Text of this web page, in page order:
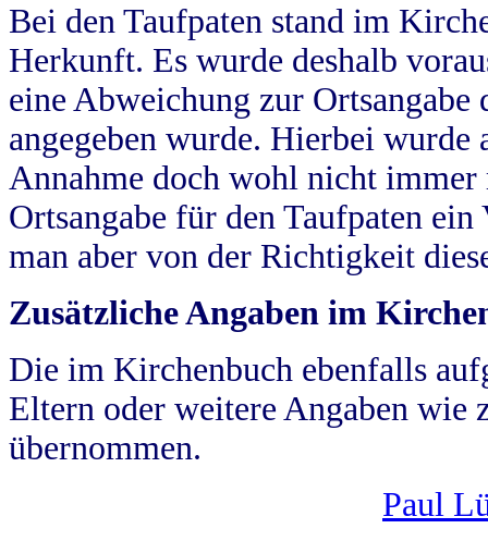
Bei den Taufpaten stand im
Herkunft. Es wurde deshalb
eine Abweichung zur
angegeben wurde. Hierbei wurde
Annahme doch wohl nicht
Ortsangabe für den Taufpaten
man aber von der Richtigkeit
Zusätzliche Angaben im
Die im Kirchenbuch ebenfalls
Eltern oder weitere Angaben wie
übernommen.
Paul